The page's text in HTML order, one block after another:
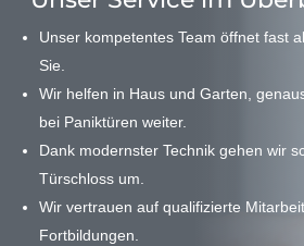
Unser kompetentes Team öffnet fast
Sie.
Wir helfen in Haus und Garten,
bei Paniktüren weiter.
Dank modernster Technik gehen wir
Türschloss um.
Wir vertrauen auf qualifizierte
Fortbildungen.